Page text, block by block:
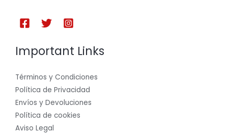
Important Links
Términos y Condiciones
Política de Privacidad
Envíos y Devoluciones
Política de cookies
Aviso Legal